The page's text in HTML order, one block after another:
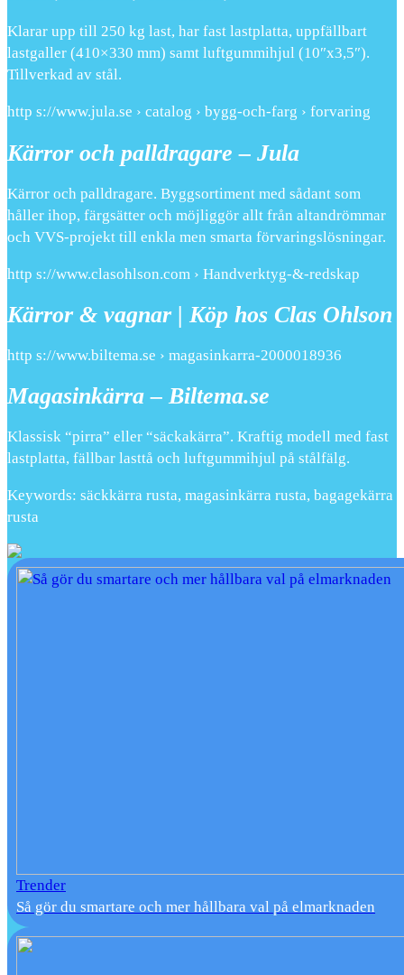
Klarar upp till 250 kg last, har fast lastplatta, uppfällbart
lastgaller (410×330 mm) samt luftgummihjul (10″x3,5″).
Tillverkad av stål.
http s://www.jula.se › catalog › bygg-och-farg › forvaring
Kärror och palldragare – Jula
Kärror och palldragare. Byggsortiment med sådant som
håller ihop, färgsätter och möjliggör allt från altandrömmar
och VVS-projekt till enkla men smarta förvaringslösningar.
http s://www.clasohlson.com › Handverktyg-&-redskap
Kärror & vagnar | Köp hos Clas Ohlson
http s://www.biltema.se › magasinkarra-2000018936
Magasinkärra – Biltema.se
Klassisk “pirra” eller “säckakärra”. Kraftig modell med fast
lastplatta, fällbar lasttå och luftgummihjul på stålfälg.
Keywords: säckkärra rusta, magasinkärra rusta, bagagekärra
rusta
Trender
Så gör du smartare och mer hållbara val på elmarknaden